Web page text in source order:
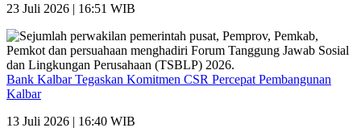
23 Juli 2026 | 16:51 WIB
Bank Kalbar Tegaskan Komitmen CSR Percepat Pembangunan
Kalbar
13 Juli 2026 | 16:40 WIB